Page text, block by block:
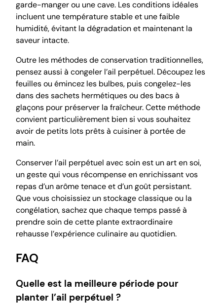
garde-manger ou une cave. Les conditions idéales
incluent une température stable et une faible
humidité, évitant la dégradation et maintenant la
saveur intacte.
Outre les méthodes de conservation traditionnelles,
pensez aussi à congeler l’ail perpétuel. Découpez les
feuilles ou émincez les bulbes, puis congelez-les
dans des sachets hermétiques ou des bacs à
glaçons pour préserver la fraîcheur. Cette méthode
convient particulièrement bien si vous souhaitez
avoir de petits lots prêts à cuisiner à portée de
main.
Conserver l’ail perpétuel avec soin est un art en soi,
un geste qui vous récompense en enrichissant vos
repas d’un arôme tenace et d’un goût persistant.
Que vous choisissiez un stockage classique ou la
congélation, sachez que chaque temps passé à
prendre soin de cette plante extraordinaire
rehausse l’expérience culinaire au quotidien.
FAQ
Quelle est la meilleure période pour
planter l’ail perpétuel ?